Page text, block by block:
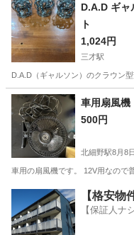
D.A.D ギャ
ト
1,024円
三才駅
D.A.D（ギャルソン）のクラウン
長野 長野市 三才駅
車用扇風機
500円
北細野駅8月8日
車用の扇風機です。 12V用なので
北安曇郡 北細野駅
【格安物
【保証人ナ